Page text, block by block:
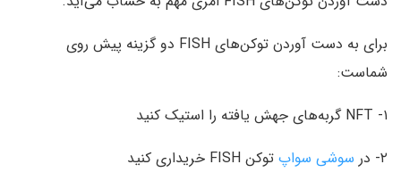
برای به دست آوردن توکن‌های FISH دو گزینه پیش روی
شماست:
۱- NFT گربه‌های جهش یافته را استیک کنید
۲- در
سوشی‌ سواپ توکن FISH خریداری کنید